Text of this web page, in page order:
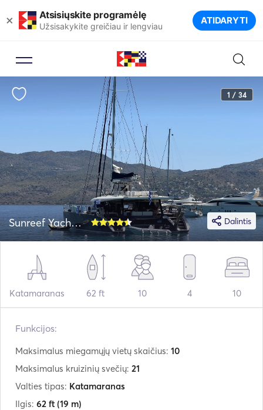
× Atsisiųskite programėlę
Užsisakykite greičiau ir lengviau ATIDARYTI
1 / 34
Dalintis
Sunreef Yachts 62
Katamaranas 62 ft 10 4 10
Funkcijos:
Maksimalus miegamųjų vietų skaičius: 10
Maksimalus kruizinių svečių: 21
Valties tipas: Katamaranas
Ilgis: 62 ft (19 m)